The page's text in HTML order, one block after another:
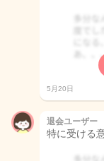
5月20日
退会ユーザー
特に受ける